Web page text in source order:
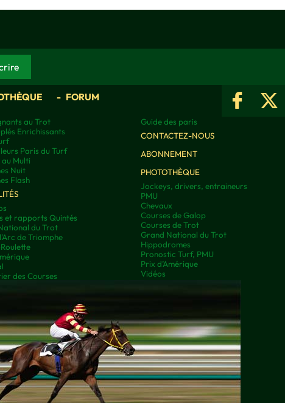
FORUM
au Trot
Enrichissants
Paris du Turf
Multi
Nuit
Flash
et rapports Quintés
du Trot
de Triomphe
des Courses
Guide des paris
CONTACTEZ-NOUS
ABONNEMENT
PHOTOTHÈQUE
Jockeys, drivers, entraineurs
PMU
Chevaux
Courses de Galop
Courses de Trot
Grand National du Trot
Hippodromes
Pronostic Turf, PMU
Prix d’Amérique
Vidéos